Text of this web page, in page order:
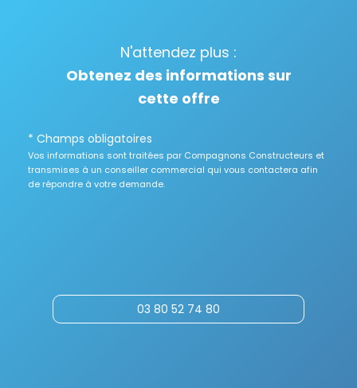
N'attendez plus :
Obtenez des informations sur
cette offre
* Champs obligatoires
Vos informations sont traitées par Compagnons Constructeurs et
transmises à un conseiller commercial qui vous contactera afin
de répondre à votre demande.
03 80 52 74 80